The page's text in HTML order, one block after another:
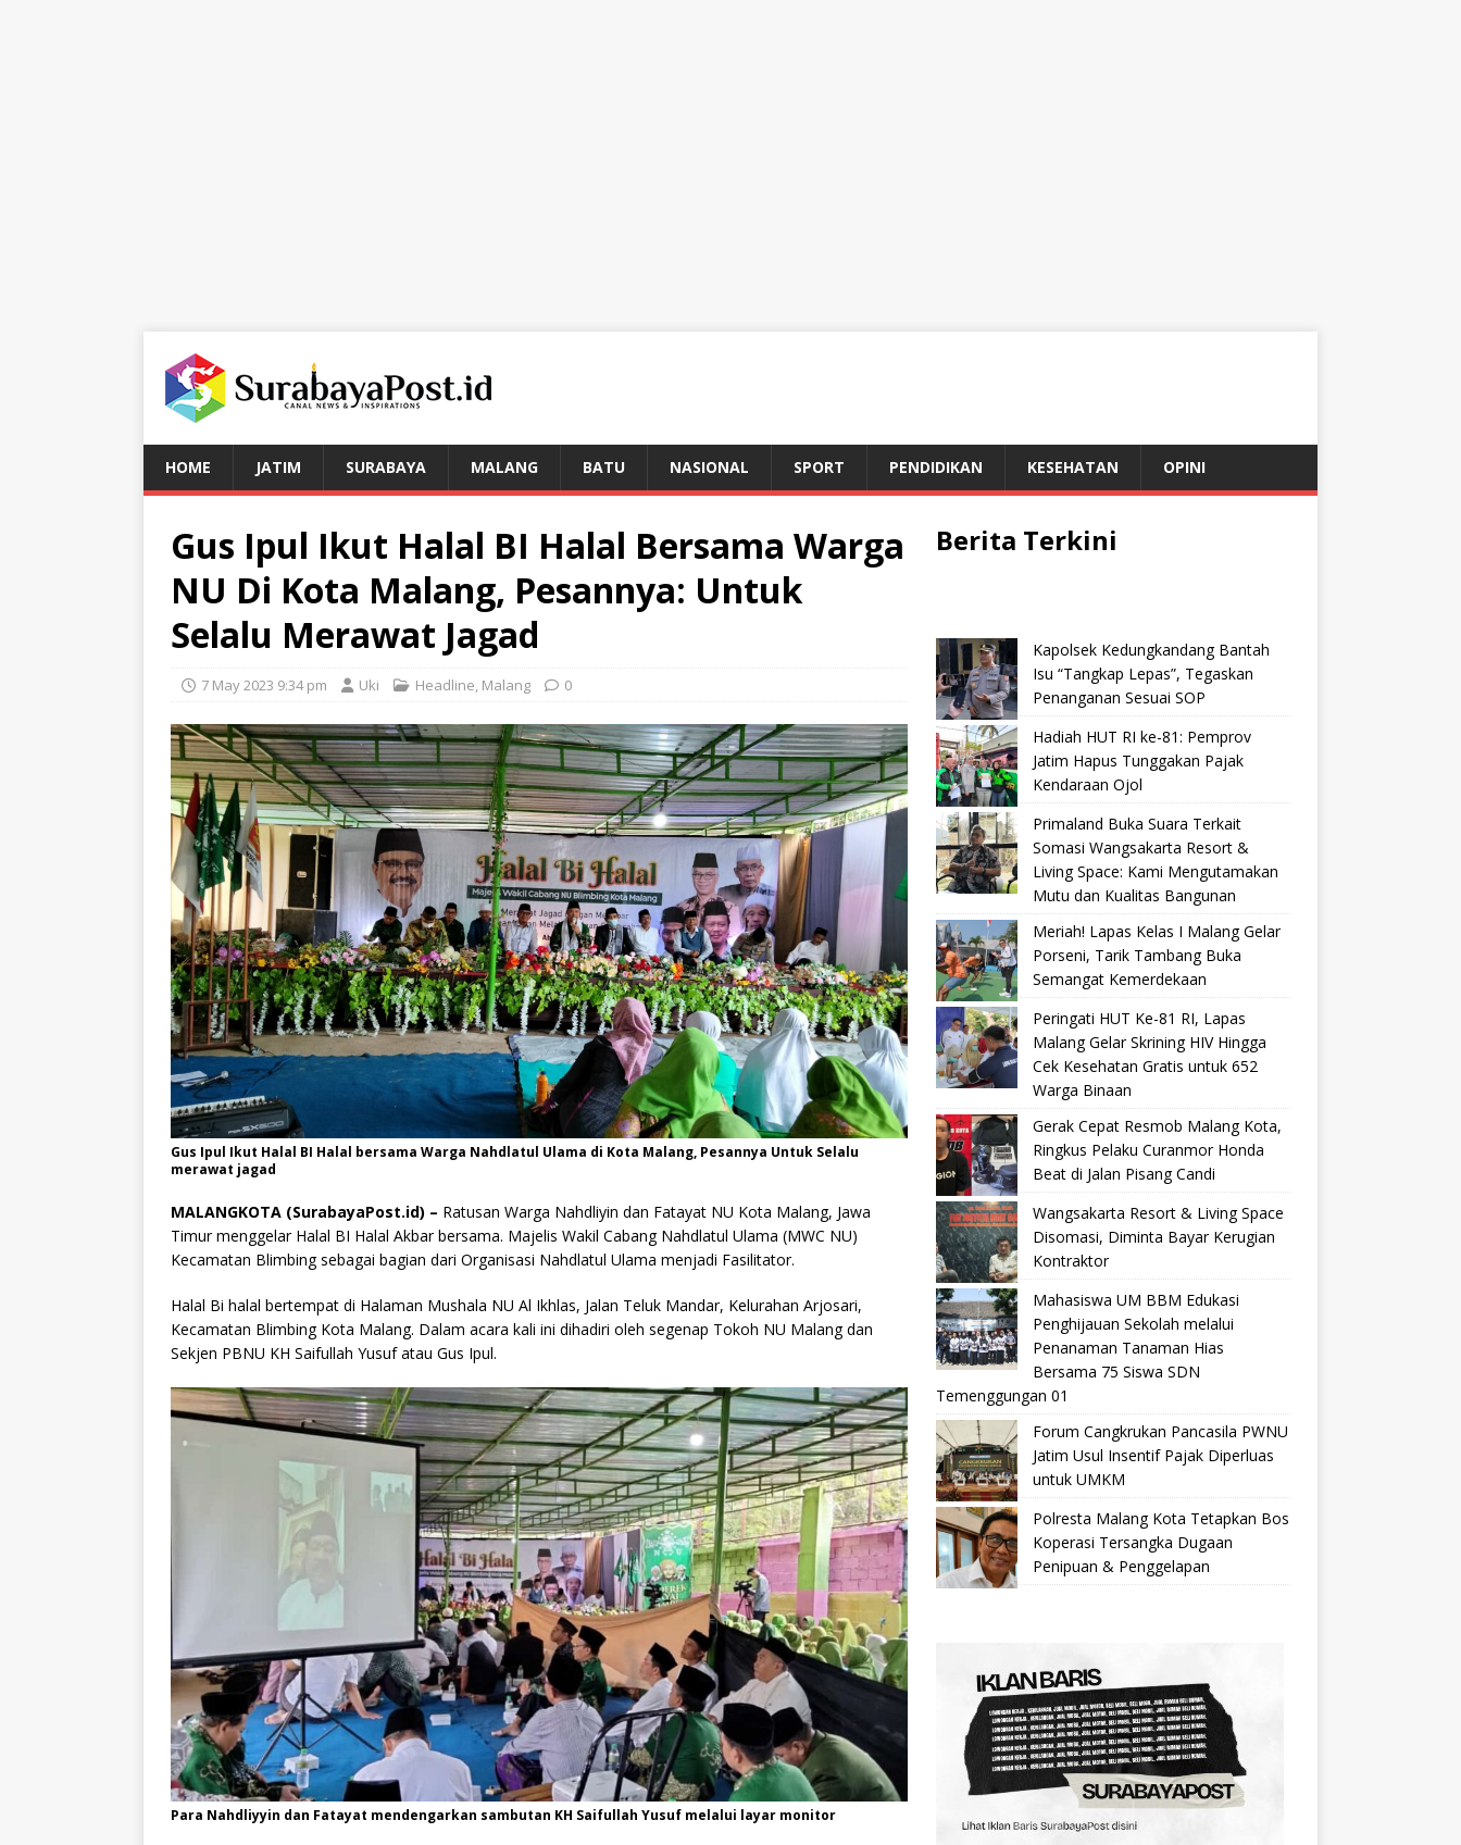
HOME JATIM SURABAYA MALANG BATU NASIONAL SPORT PENDIDIKAN KESEHATAN OPINI
Gus Ipul Ikut Halal BI Halal Bersama Warga
NU Di Kota Malang, Pesannya: Untuk
Selalu Merawat Jagad
7 May 2023 9:34 pm Uki Headline, Malang 0
Gus Ipul Ikut Halal BI Halal bersama Warga Nahdlatul Ulama di Kota Malang, Pesannya Untuk Selalu
merawat jagad
MALANGKOTA (SurabayaPost.id) – Ratusan Warga Nahdliyin dan Fatayat NU Kota Malang, Jawa
Timur menggelar Halal BI Halal Akbar bersama. Majelis Wakil Cabang Nahdlatul Ulama (MWC NU)
Kecamatan Blimbing sebagai bagian dari Organisasi Nahdlatul Ulama menjadi Fasilitator.
Halal Bi halal bertempat di Halaman Mushala NU Al Ikhlas, Jalan Teluk Mandar, Kelurahan Arjosari,
Kecamatan Blimbing Kota Malang. Dalam acara kali ini dihadiri oleh segenap Tokoh NU Malang dan
Sekjen PBNU KH Saifullah Yusuf atau Gus Ipul.
Para Nahdliyyin dan Fatayat mendengarkan sambutan KH Saifullah Yusuf melalui layar monitor
Berita Terkini
Kapolsek Kedungkandang Bantah
Isu “Tangkap Lepas”, Tegaskan
Penanganan Sesuai SOP
Hadiah HUT RI ke-81: Pemprov
Jatim Hapus Tunggakan Pajak
Kendaraan Ojol
Primaland Buka Suara Terkait
Somasi Wangsakarta Resort &
Living Space: Kami Mengutamakan
Mutu dan Kualitas Bangunan
Meriah! Lapas Kelas I Malang Gelar
Porseni, Tarik Tambang Buka
Semangat Kemerdekaan
Peringati HUT Ke-81 RI, Lapas
Malang Gelar Skrining HIV Hingga
Cek Kesehatan Gratis untuk 652
Warga Binaan
Gerak Cepat Resmob Malang Kota,
Ringkus Pelaku Curanmor Honda
Beat di Jalan Pisang Candi
Wangsakarta Resort & Living Space
Disomasi, Diminta Bayar Kerugian
Kontraktor
Mahasiswa UM BBM Edukasi
Penghijauan Sekolah melalui
Penanaman Tanaman Hias
Bersama 75 Siswa SDN
Temenggungan 01
Forum Cangkrukan Pancasila PWNU
Jatim Usul Insentif Pajak Diperluas
untuk UMKM
Polresta Malang Kota Tetapkan Bos
Koperasi Tersangka Dugaan
Penipuan & Penggelapan